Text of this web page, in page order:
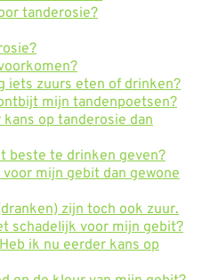
tanderosie?
iets zuurs eten of drinken?
mijn tandenpoetsen?
op tanderosie dan
beste te drinken geven?
mijn gebit dan gewone
zijn toch ook zuur.
schadelijk voor mijn gebit?
ik nu eerder kans op